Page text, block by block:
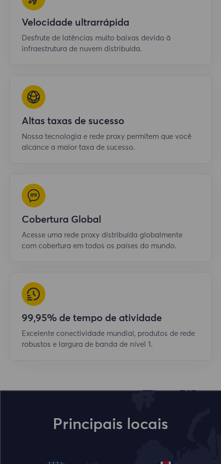
Velocidade ultrarrápida
Desfrute de latências muito baixas devido à
infraestrutura de nuvem distribuída.
Altas taxas de sucesso
Nossa tecnologia e rede proxy permitem que você
alcance a maior taxa de sucesso.
Cobertura Global
Acesse uma rede proxy distribuída globalmente
com cobertura em todos os países do mundo.
99,95% de tempo de atividade
Excelente conectividade mundial, produtos de rede
robustos e largura de banda de nível 1.
Principais locais